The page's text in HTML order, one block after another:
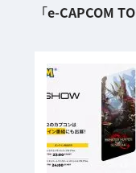
「e-CAPCOM